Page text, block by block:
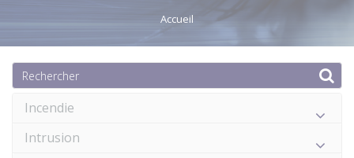
Accueil
Incendie
Intrusion